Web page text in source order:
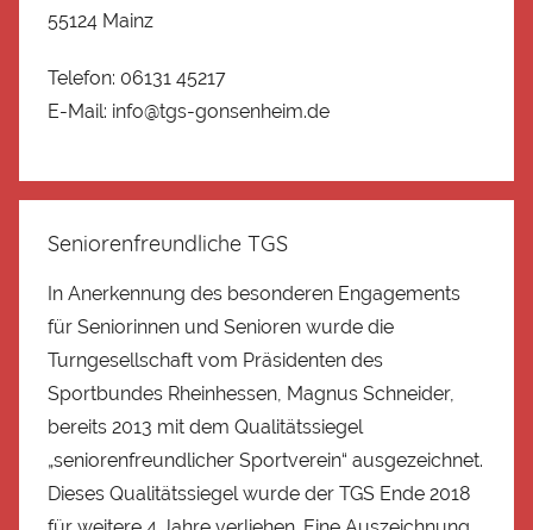
55124 Mainz
Telefon: 06131 45217
E-Mail: info@tgs-gonsenheim.de
Seniorenfreundliche TGS
In Anerkennung des besonderen Engagements
für Seniorinnen und Senioren wurde die
Turngesellschaft vom Präsidenten des
Sportbundes Rheinhessen, Magnus Schneider,
bereits 2013 mit dem Qualitätssiegel
„seniorenfreundlicher Sportverein“ ausgezeichnet.
Dieses Qualitätssiegel wurde der TGS Ende 2018